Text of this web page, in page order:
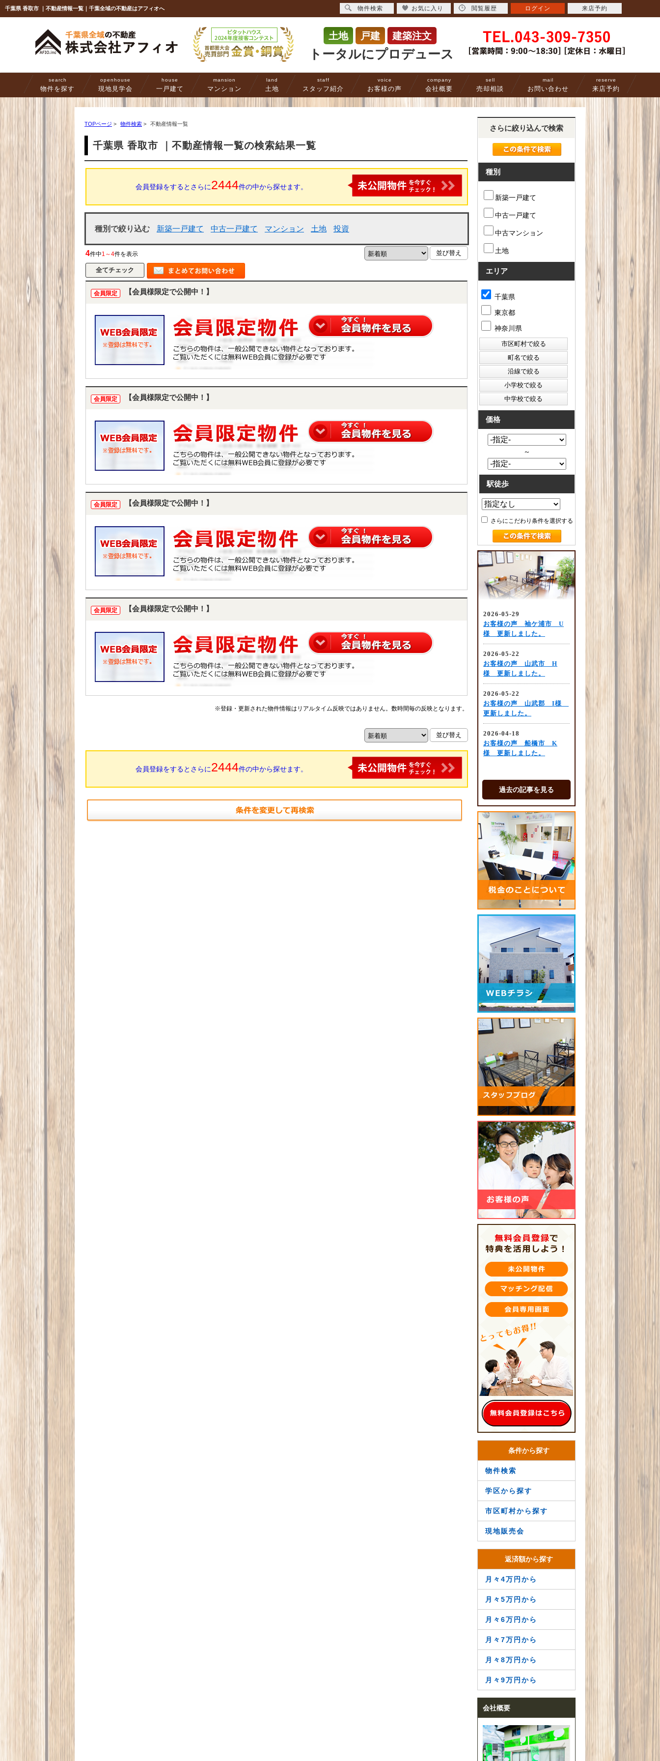
千葉県 香取市 ｜不動産情報一覧｜千葉全域の不動産はアフィオへ
土地 戸建 建築注文
トータルにプロデュース
search
物件を探す
openhouse
現地見学会
house
一戸建て
mansion
マンション
land
土地
staff
スタッフ紹介
voice
お客様の声
company
会社概要
sell
売却相談
mail
お問い合わせ
reserve
来店予約
TOPページ > 物件検索 > 不動産情報一覧
千葉県 香取市 ｜不動産情報一覧の検索結果一覧
会員登録をするとさらに2444件の中から探せます。
種別で絞り込む 新築一戸建て 中古一戸建て マンション 土地 投資
4件中1～4件を表示
会員限定 【会員様限定で公開中！】
会員限定 【会員様限定で公開中！】
会員限定 【会員様限定で公開中！】
会員限定 【会員様限定で公開中！】
※登録・更新された物件情報はリアルタイム反映ではありません。数時間毎の反映となります。
会員登録をするとさらに2444件の中から探せます。
さらに絞り込んで検索
種別
新築一戸建て
中古一戸建て
中古マンション
土地
エリア
千葉県
東京都
神奈川県
価格
～
駅徒歩
さらにこだわり条件を選択する
過去の記事を見る
条件から探す
物件検索
学区から探す
市区町村から探す
現地販売会
返済額から探す
月々4万円から
月々5万円から
月々6万円から
月々7万円から
月々8万円から
月々9万円から
会社概要
物件検索 お気に入り 閲覧履歴 ログイン 来店予約